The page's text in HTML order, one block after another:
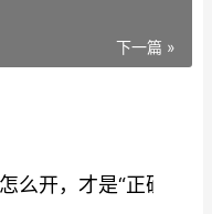
下一篇 »
么开，才是“正确的姿